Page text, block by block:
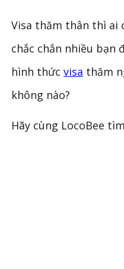
Visa thăm thân thì ai
chắc chắn nhiều bạn
hình thứcvisa thăm
không nào?
Hãy cùng LocoBee